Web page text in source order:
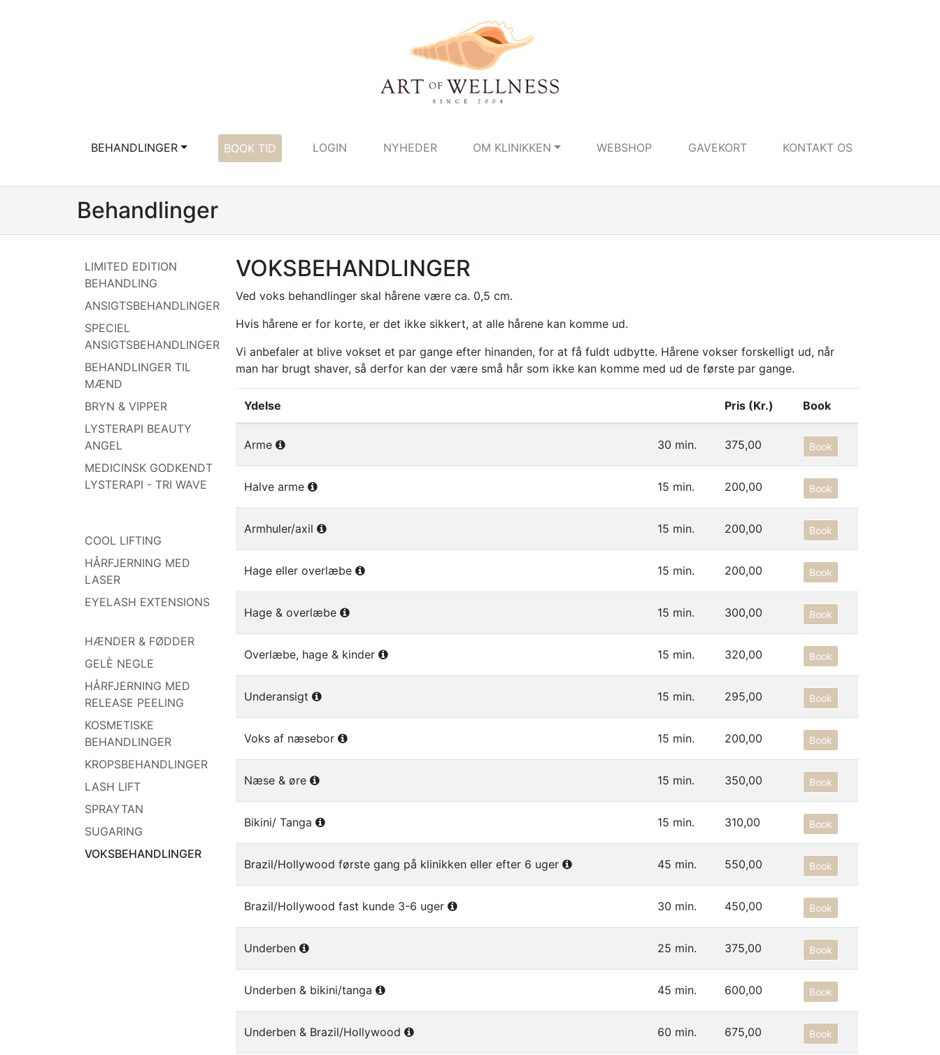
BEHANDLINGER BOOK TID LOGIN NYHEDER OM KLINIKKEN WEBSHOP GAVEKORT KONTAKT OS
Behandlinger
LIMITED EDITION
BEHANDLING
ANSIGTSBEHANDLINGER
SPECIEL
ANSIGTSBEHANDLINGER
BEHANDLINGER TIL
MÆND
BRYN & VIPPER
LYSTERAPI BEAUTY
ANGEL
MEDICINSK GODKENDT
LYSTERAPI - TRI WAVE
COOL LIFTING
HÅRFJERNING MED
LASER
EYELASH EXTENSIONS
HÆNDER & FØDDER
GELÈ NEGLE
HÅRFJERNING MED
RELEASE PEELING
KOSMETISKE
BEHANDLINGER
KROPSBEHANDLINGER
LASH LIFT
SPRAYTAN
SUGARING
VOKSBEHANDLINGER
VOKSBEHANDLINGER
Ved voks behandlinger skal hårene være ca. 0,5 cm.
Hvis hårene er for korte, er det ikke sikkert, at alle hårene kan komme ud.
Vi anbefaler at blive vokset et par gange efter hinanden, for at få fuldt udbytte. Hårene vokser forskelligt ud, når
man har brugt shaver, så derfor kan der være små hår som ikke kan komme med ud de første par gange.
Ydelse Pris (Kr.) Book
Arme 30 min. 375,00 Book
Halve arme 15 min. 200,00 Book
Armhuler/axil 15 min. 200,00 Book
Hage eller overlæbe 15 min. 200,00 Book
Hage & overlæbe 15 min. 300,00 Book
Overlæbe, hage & kinder 15 min. 320,00 Book
Underansigt 15 min. 295,00 Book
Voks af næsebor 15 min. 200,00 Book
Næse & øre 15 min. 350,00 Book
Bikini/ Tanga 15 min. 310,00 Book
Brazil/Hollywood første gang på klinikken eller efter 6 uger 45 min. 550,00 Book
Brazil/Hollywood fast kunde 3-6 uger 30 min. 450,00 Book
Underben 25 min. 375,00 Book
Underben & bikini/tanga 45 min. 600,00 Book
Underben & Brazil/Hollywood 60 min. 675,00 Book